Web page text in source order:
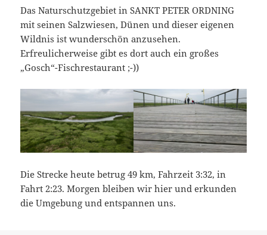
Das Naturschutzgebiet in SANKT PETER ORDNING
mit seinen Salzwiesen, Dünen und dieser eigenen
Wildnis ist wunderschön anzusehen.
Erfreulicherweise gibt es dort auch ein großes
„Gosch“-Fischrestaurant ;-))
Die Strecke heute betrug 49 km, Fahrzeit 3:32, in
Fahrt 2:23. Morgen bleiben wir hier und erkunden
die Umgebung und entspannen uns.